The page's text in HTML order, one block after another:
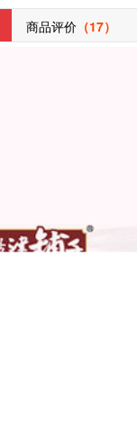
商品评价 （17）